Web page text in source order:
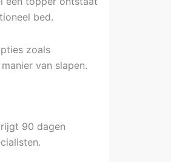
bed.
zoals
van slapen.
90 dagen